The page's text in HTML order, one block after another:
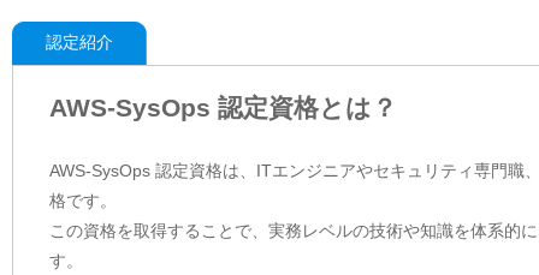
認定紹介
AWS-SysOps 認定資格とは？
AWS-SysOps 認定資格は、ITエンジニアやセキュリティ専門
格です。
この資格を取得することで、実務レベルの技術や知識を体系的
す。